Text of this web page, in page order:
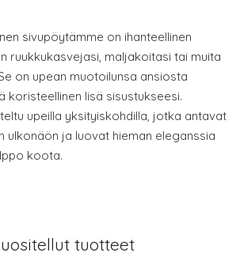
sivupöytämme on ihanteellinen
ruukkukasvejasi, maljakoitasi tai muita
on upean muotoilunsa ansiosta
koristeellinen lisä sisustukseesi.
upeilla yksityiskohdilla, jotka antavat
ulkonäön ja luovat hieman eleganssia
koota.
tuotteet